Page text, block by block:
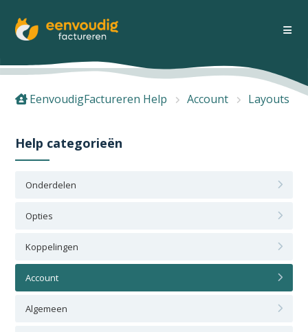
EenvoudigFactureren Help Account Layouts
Help categorieën
Onderdelen
Opties
Koppelingen
Account
Algemeen